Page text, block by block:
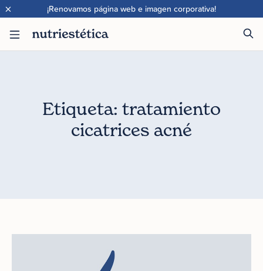
¡Renovamos página web e imagen corporativa!
×
Etiqueta: tratamiento
cicatrices acné